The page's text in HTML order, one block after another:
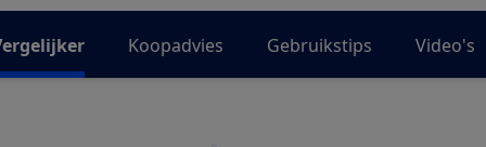
Koopadvies Gebruikstips Video's